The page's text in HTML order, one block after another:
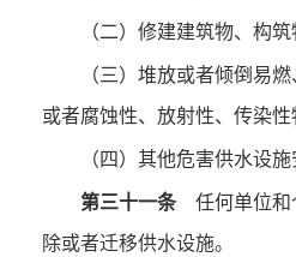
（二）修建建筑物、构筑
（三）堆放或者倾倒易
或者腐蚀性、放射性、传染性
（四）其他危害供水设施
第三十一条任何单位和
除或者迁移供水设施。